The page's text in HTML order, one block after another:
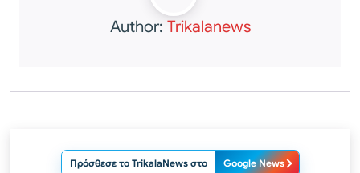
Author: Trikalanews
Πρόσθεσε το TrikalaNews στο Google News